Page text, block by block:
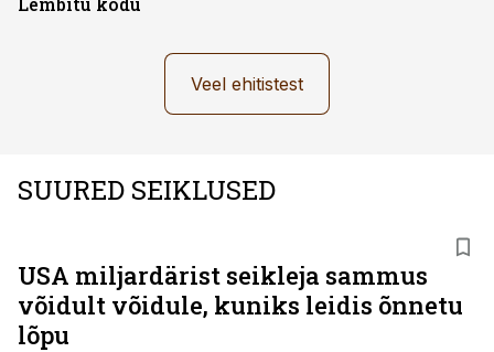
Veel ehitistest
SUURED SEIKLUSED
USA miljardärist seikleja sammus
võidult võidule, kuniks leidis õnnetu
lõpu